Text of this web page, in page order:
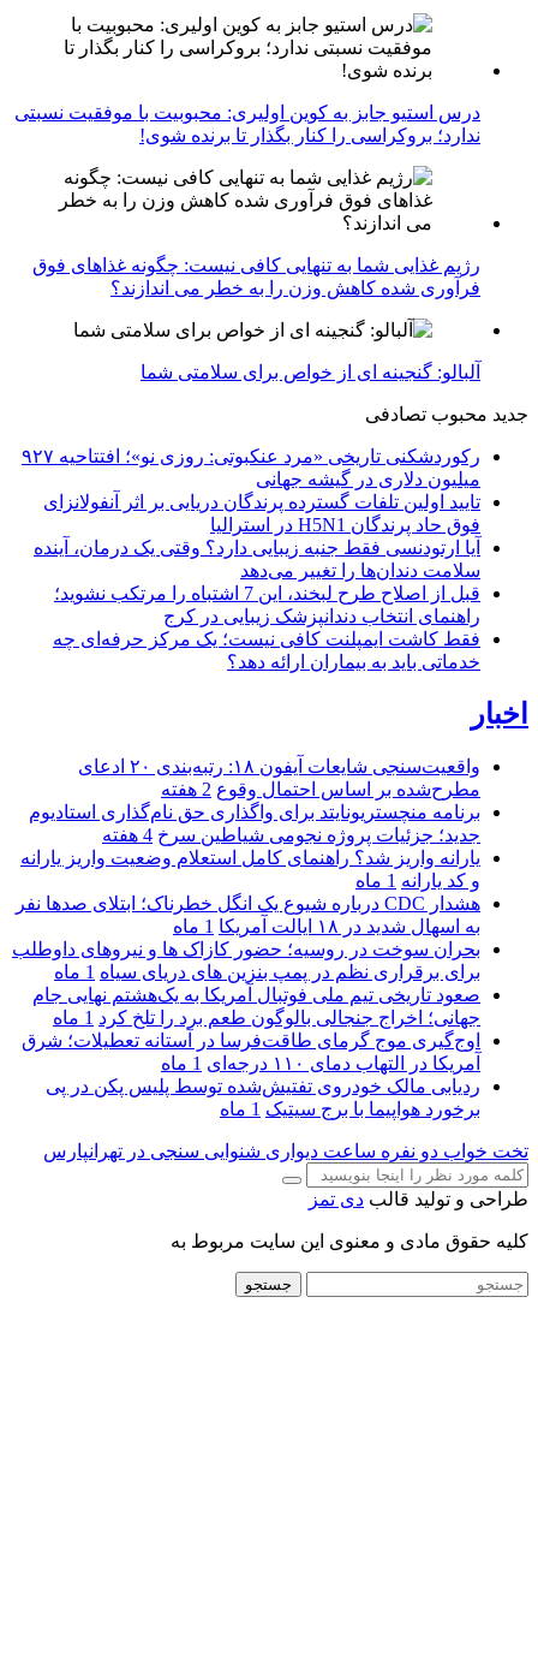
درس استیو جابز به کوین اولیری: محبوبیت با موفقیت نسبتی
ندارد؛ بروکراسی را کنار بگذار تا برنده شوی!
رژیم غذایی شما به تنهایی کافی نیست: چگونه غذاهای فوق
فرآوری شده کاهش وزن را به خطر می اندازند؟
آلبالو: گنجینه ای از خواص برای سلامتی شما
جدید محبوب تصادفی
رکوردشکنی تاریخی «مرد عنکبوتی: روزی نو»؛ افتتاحیه ۹۲۷
میلیون دلاری در گیشه جهانی
تایید اولین تلفات گسترده پرندگان دریایی بر اثر آنفولانزای
فوق حاد پرندگان H5N1 در استرالیا
آیا ارتودنسی فقط جنبه زیبایی دارد؟ وقتی یک درمان، آینده
سلامت دندان‌ها را تغییر می‌دهد
قبل از اصلاح طرح لبخند، این 7 اشتباه را مرتکب نشوید؛
راهنمای انتخاب دندانپزشک زیبایی در کرج
فقط کاشت ایمپلنت کافی نیست؛ یک مرکز حرفه‌ای چه
خدماتی باید به بیماران ارائه دهد؟
اخبار
واقعیت‌سنجی شایعات آیفون ۱۸: رتبه‌بندی ۲۰ ادعای
مطرح‌شده بر اساس احتمال وقوع 2 هفته
برنامه منچستریونایتد برای واگذاری حق نام‌گذاری استادیوم
جدید؛ جزئیات پروژه نجومی شیاطین سرخ 4 هفته
یارانه واریز شد؟ راهنمای کامل استعلام وضعیت واریز یارانه
و کد یارانه 1 ماه
هشدار CDC درباره شیوع یک انگل خطرناک؛ ابتلای صدها نفر
به اسهال شدید در ۱۸ ایالت آمریکا
1 ماه
بحران سوخت در روسیه؛ حضور کازاک‌ ها و نیروهای داوطلب
برای برقراری نظم در پمپ بنزین‌ های دریای سیاه 1 ماه
صعود تاریخی تیم ملی فوتبال آمریکا به یک‌هشتم نهایی جام
جهانی؛ اخراج جنجالی بالوگون طعم برد را تلخ کرد 1 ماه
اوج‌گیری موج گرمای طاقت‌فرسا در آستانه تعطیلات؛ شرق
آمریکا در التهاب دمای ۱۱۰ درجه‌ای
1 ماه
ردیابی مالک خودروی تفتیش‌شده توسط پلیس پکن در پی
برخورد هواپیما با برج سیتیک 1 ماه
تخت خواب دو نفره ساعت دیواری شنوایی سنجی در تهرانپارس
طراحی و تولید قالب دی تمز
کلیه حقوق مادی و معنوی این سایت مربوط به
جستجو